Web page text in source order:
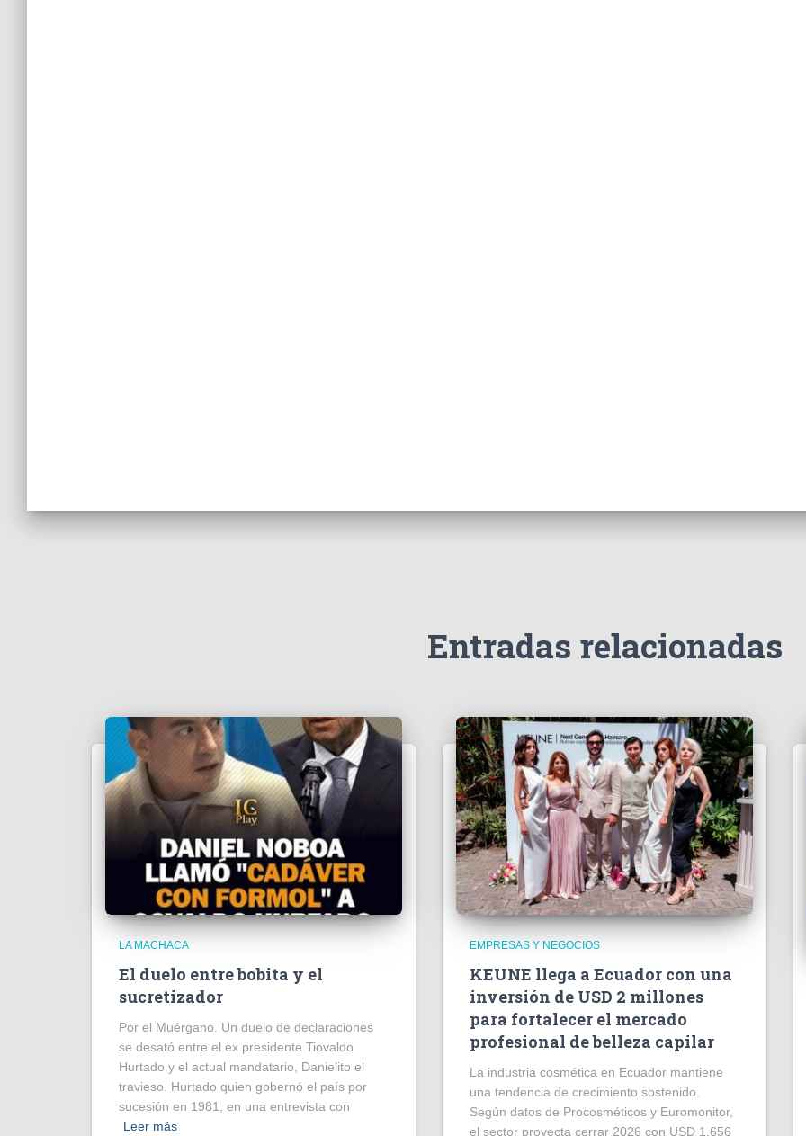
Entradas relacionadas
LA MACHACA
El duelo entre bobita y el
sucretizador
Por el Muérgano. Un duelo de declaraciones
se desató entre el ex presidente Tiovaldo
Hurtado y el actual mandatario, Danielito el
travieso. Hurtado quien gobernó el país por
sucesión en 1981, en una entrevista con
Leer más
EMPRESAS Y NEGOCIOS
KEUNE llega a Ecuador con una
inversión de USD 2 millones
para fortalecer el mercado
profesional de belleza capilar
La industria cosmética en Ecuador mantiene
una tendencia de crecimiento sostenido.
Según datos de Procosméticos y Euromonitor,
el sector proyecta cerrar 2026 con USD 1.656